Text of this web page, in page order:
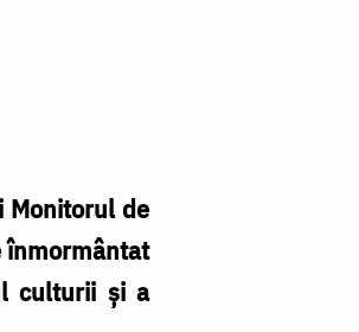
Monitorul de
înmormântat
culturii și a